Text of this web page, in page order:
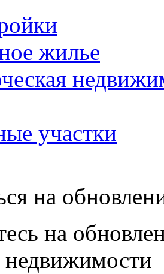
жилье
участки
на
на
недвижимости